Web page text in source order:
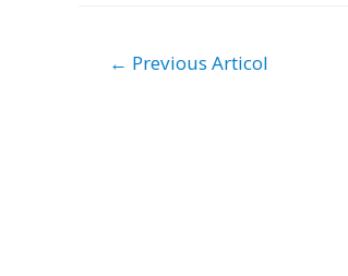
Navigare
← Previous Articol